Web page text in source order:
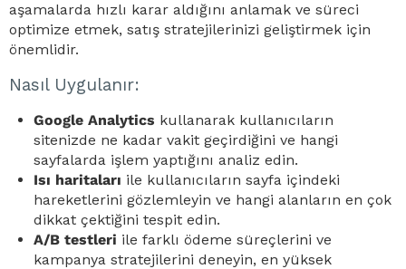
aşamalarda hızlı karar aldığını anlamak ve süreci
optimize etmek, satış stratejilerinizi geliştirmek için
önemlidir.
Nasıl Uygulanır:
Google Analytics kullanarak kullanıcıların
sitenizde ne kadar vakit geçirdiğini ve hangi
sayfalarda işlem yaptığını analiz edin.
Isı haritaları ile kullanıcıların sayfa içindeki
hareketlerini gözlemleyin ve hangi alanların en çok
dikkat çektiğini tespit edin.
A/B testleri ile farklı ödeme süreçlerini ve
kampanya stratejilerini deneyin, en yüksek